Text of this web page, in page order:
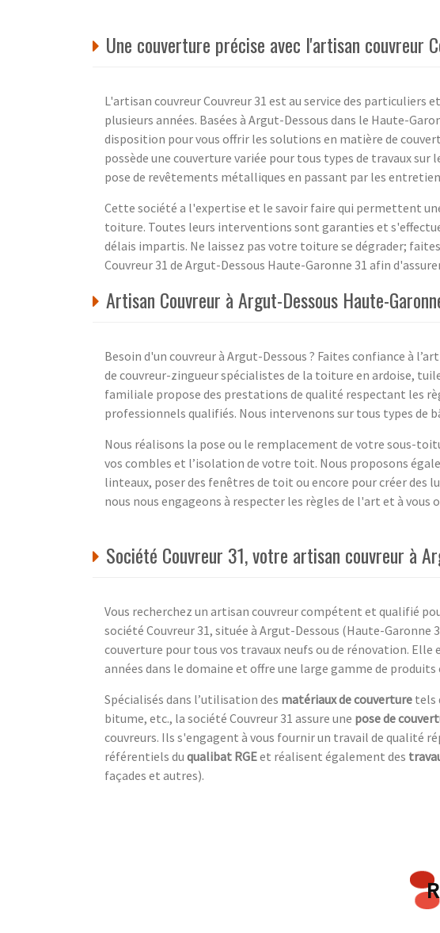
Une couverture précise avec l'artisan couvreur
L'artisan couvreur Couvreur 31 est au service des particuliers
plusieurs années. Basées à Argut-Dessous dans le Haute-
disposition pour vous offrir les solutions en matière de
possède une couverture variée pour tous types de travaux
pose de revêtements métalliques en passant par les
Cette société a l'expertise et le savoir faire qui permettent
toiture. Toutes leurs interventions sont garanties et
délais impartis. Ne laissez pas votre toiture se dégrader;
Couvreur 31 de Argut-Dessous Haute-Garonne 31 afin
Artisan Couvreur à Argut-Dessous Haute-
Besoin d'un couvreur à Argut-Dessous ? Faites confiance à
de couvreur-zingueur spécialistes de la toiture en ardoise,
familiale propose des prestations de qualité respectant les
professionnels qualifiés. Nous intervenons sur tous types de
Nous réalisons la pose ou le remplacement de votre sous-
vos combles et l’isolation de votre toit. Nous proposons
linteaux, poser des fenêtres de toit ou encore pour créer des
nous nous engageons à respecter les règles de l'art et à
Société Couvreur 31, votre artisan couvreur à
Vous recherchez un artisan couvreur compétent et qualifié
société Couvreur 31, située à Argut-Dessous (Haute-Garonne
couverture pour tous vos travaux neufs ou de rénovation. Elle
années dans le domaine et offre une large gamme de produits
Spécialisés dans l’utilisation des matériaux de couverture tels
bitume, etc., la société Couvreur 31 assure une pose de
couvreurs. Ils s'engagent à vous fournir un travail de qualité
référentiels du qualibat RGEet réalisent également des
façades et autres).